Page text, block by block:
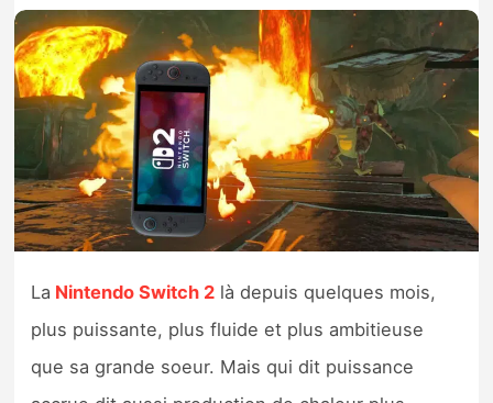
Chiffres de ventes
Rumeurs
Nintendo Direct
Tests et previews
Tests de jeux
Tests d’accessoires
La Nintendo Switch 2 là depuis quelques mois,
plus puissante, plus fluide et plus ambitieuse
que sa grande soeur. Mais qui dit puissance